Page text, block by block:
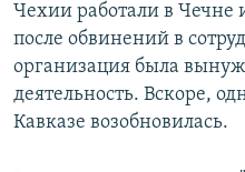
Чехии работали в Чечне
после обвинений в
организация была
деятельность. Вскоре,
Кавказе возобновилась.